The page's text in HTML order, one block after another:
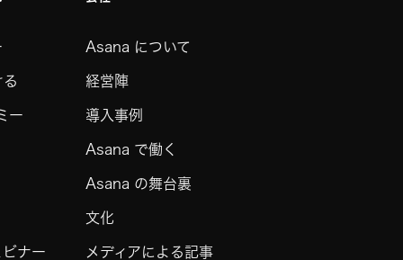
ー
ナー
Asana について
経営陣
導入事例
Asana で働く
Asana の舞台裏
文化
メディアによる記事